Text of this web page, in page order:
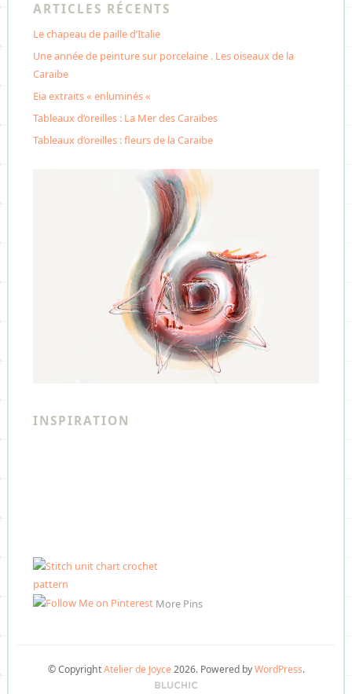
ARTICLES RÉCENTS
Le chapeau de paille d’Italie
Une année de peinture sur porcelaine . Les oiseaux de la
Caraibe
Eia extraits « enluminés «
Tableaux d’oreilles : La Mer des Caraïbes
Tableaux d’oreilles : fleurs de la Caraibe
INSPIRATION
More Pins
© CopyrightAtelier de Joyce 2026. Powered byWordPress.